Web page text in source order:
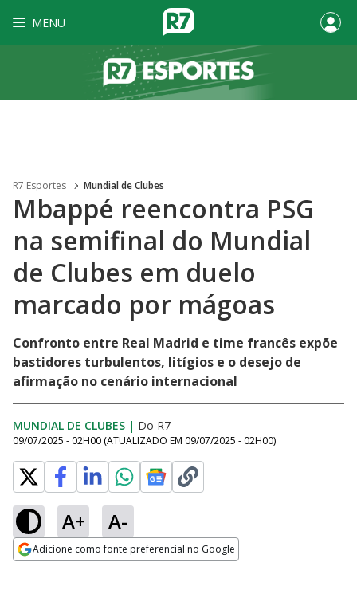
MENU
R7 Esportes Mundial de Clubes
Mbappé reencontra PSG
na semifinal do Mundial
de Clubes em duelo
marcado por mágoas
Confronto entre Real Madrid e time francês expõe
bastidores turbulentos, litígios e o desejo de
afirmação no cenário internacional
MUNDIAL DE CLUBES | Do R7
09/07/2025 - 02H00 (ATUALIZADO EM 09/07/2025 - 02H00)
A+ A-
Adicione como fonte preferencial no Google